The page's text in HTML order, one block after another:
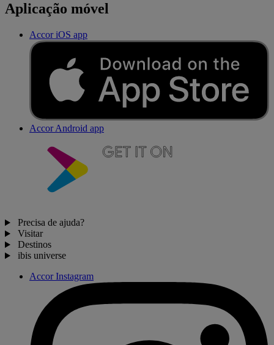
Aplicação móvel
Accor iOS app
Accor Android app
Precisa de ajuda?
Visitar
Destinos
ibis universe
Accor Instagram